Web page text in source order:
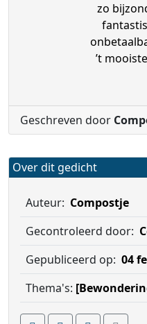
zo
’t
Geschreven door
Over dit gedicht
Auteur: Compostje
Gecontroleerd door:
Gepubliceerd op: 04
Thema's: